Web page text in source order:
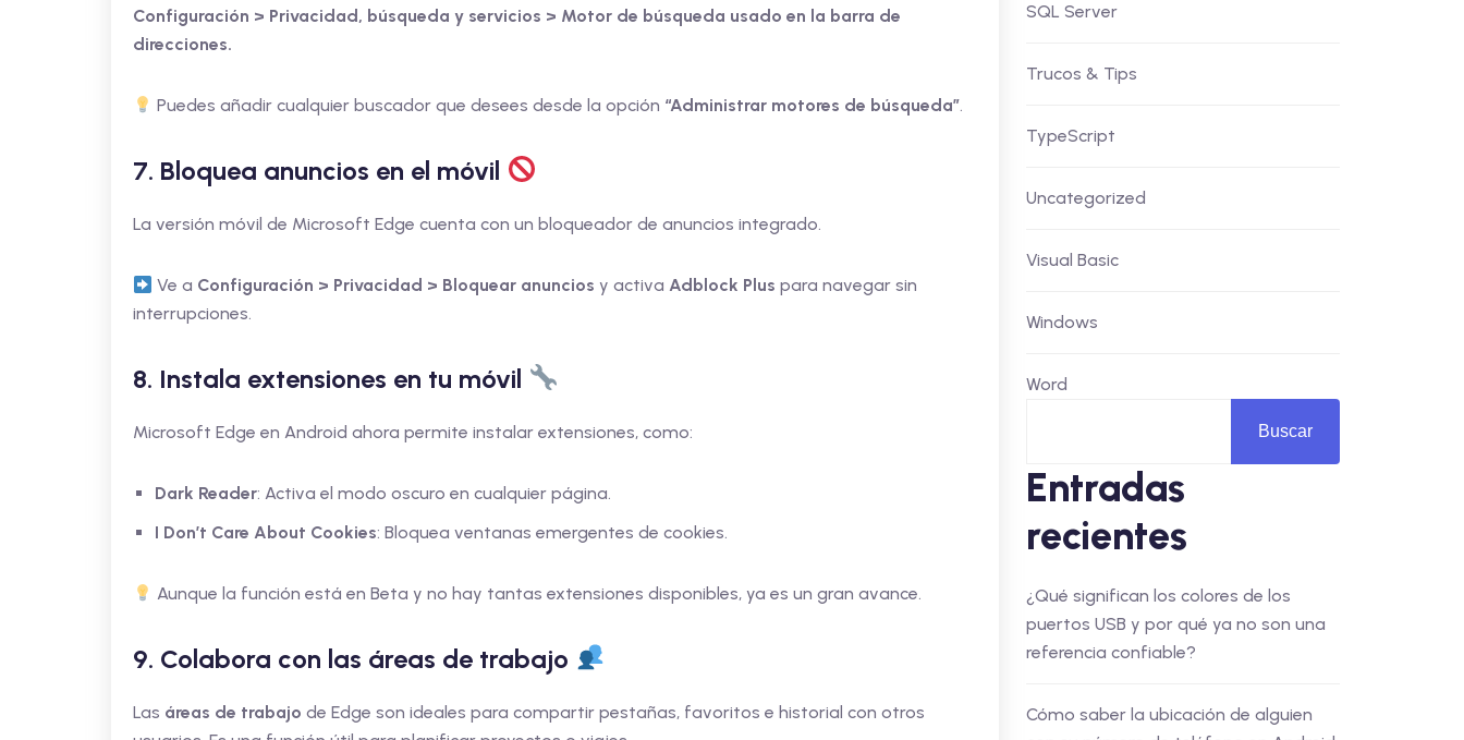
Configuración > Privacidad, búsqueda y servicios > Motor de búsqueda usado en la barra de
direcciones.
Puedes añadir cualquier buscador que desees desde la opción “Administrar motores de búsqueda”.
7. Bloquea anuncios en el móvil
La versión móvil de Microsoft Edge cuenta con un bloqueador de anuncios integrado.
Ve a Configuración > Privacidad > Bloquear anuncios y activaAdblock Plus para navegar sin
interrupciones.
8. Instala extensiones en tu móvil
Microsoft Edge en Android ahora permite instalar extensiones, como:
Dark Reader: Activa el modo oscuro en cualquier página.
I Don’t Care About Cookies: Bloquea ventanas emergentes de cookies.
Aunque la función está en Beta y no hay tantas extensiones disponibles, ya es un gran avance.
9. Colabora con las áreas de trabajo
Las áreas de trabajo de Edge son ideales para compartir pestañas, favoritos e historial con otros
SQL Server
Trucos & Tips
TypeScript
Uncategorized
Visual Basic
Windows
Word
Buscar
Entradas
recientes
¿Qué significan los colores de los
puertos USB y por qué ya no son una
referencia confiable?
Cómo saber la ubicación de alguien